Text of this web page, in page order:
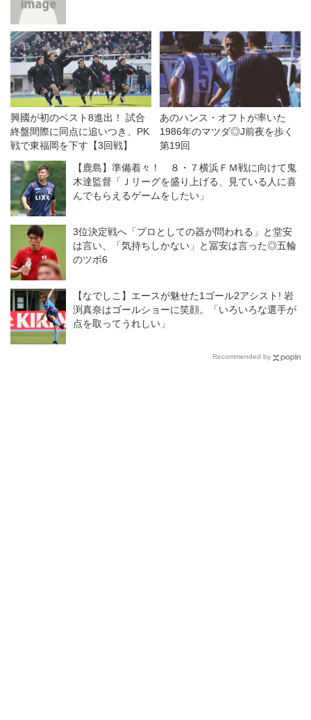
興國が初のベスト8進出！ 試合
終盤間際に同点に追いつき、PK
戦で東福岡を下す【3回戦】
あのハンス・オフトが率いた
1986年のマツダ◎J前夜を歩く
第19回
【鹿島】準備着々！ ８・７横浜ＦＭ戦に向けて鬼
木達監督「Ｊリーグを盛り上げる、見ている人に喜
んでもらえるゲームをしたい」
3位決定戦へ「プロとしての器が問われる」と堂安
は言い、「気持ちしかない」と冨安は言った◎五輪
のツボ6
【なでしこ】エースが魅せた1ゴール2アシスト! 岩
渕真奈はゴールショーに笑顔。「いろいろな選手が
点を取ってうれしい」
Recommended by